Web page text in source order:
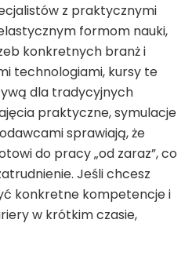
z praktycznymi
formom nauki,
konkretnych branż i
technologiami, kursy te
dla tradycyjnych
praktyczne, symulacje
sprawiają, że
do pracy „od zaraz”, co
Jeśli chcesz
konkretne kompetencje i
w krótkim czasie,